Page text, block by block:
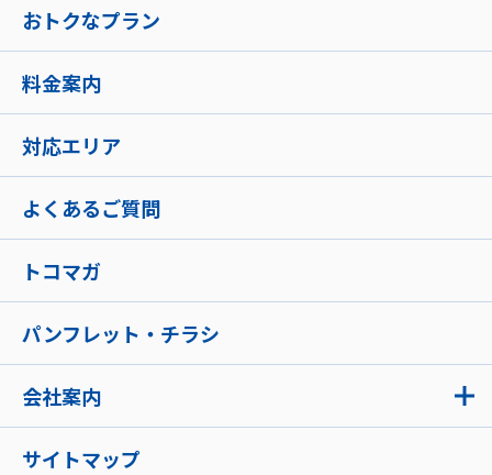
おトクなプラン
料金案内
対応エリア
よくあるご質問
トコマガ
パンフレット・チラシ
会社案内
サイトマップ